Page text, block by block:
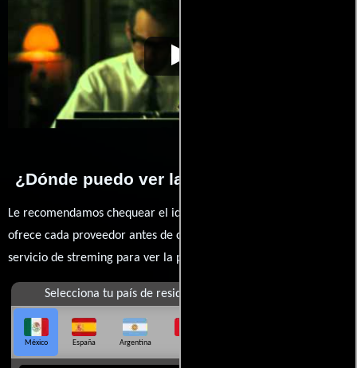
Zodíaco Video de la película Zodíaco
¿Dónde puedo ver la películas Zodíaco?
Le recomendamos chequear el idioma, doblaje o subtítulos que
ofrece cada proveedor antes de comprar, alquilar o contratar un
servicio de streming para ver la películas.
Selecciona tu país de residencia
México España Argentina